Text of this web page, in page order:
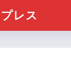
レス